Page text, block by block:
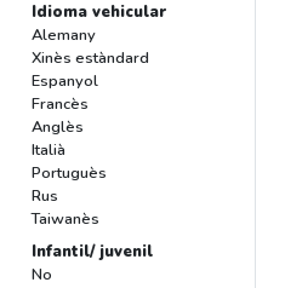
Idioma vehicular
Alemany
Xinès estàndard
Espanyol
Francès
Anglès
Italià
Portuguès
Rus
Taiwanès
Infantil/ juvenil
No